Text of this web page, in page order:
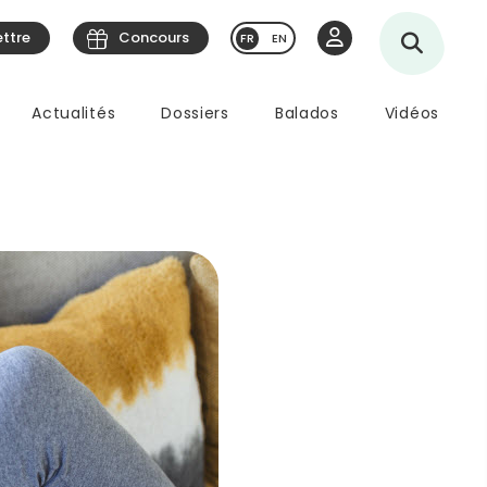
Actualités Dossiers Balados Vidéos
Concours EN